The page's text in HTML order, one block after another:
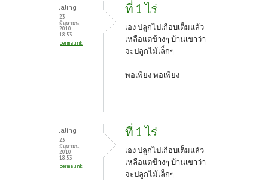
JaJing
23
มิถุนายน,
2010 -
18:53
permalink
ที่ 1 ไร่
เอง ปลูกไปเกือบเต็มแล้ว
เหลือแต่ข้างๆ บ้านเขาว่า
จะปลูกไม้เล็กๆ
พอเพียง พอเพียง
JaJing
23
มิถุนายน,
2010 -
18:53
permalink
ที่ 1 ไร่
เอง ปลูกไปเกือบเต็มแล้ว
เหลือแต่ข้างๆ บ้านเขาว่า
จะปลูกไม้เล็กๆ